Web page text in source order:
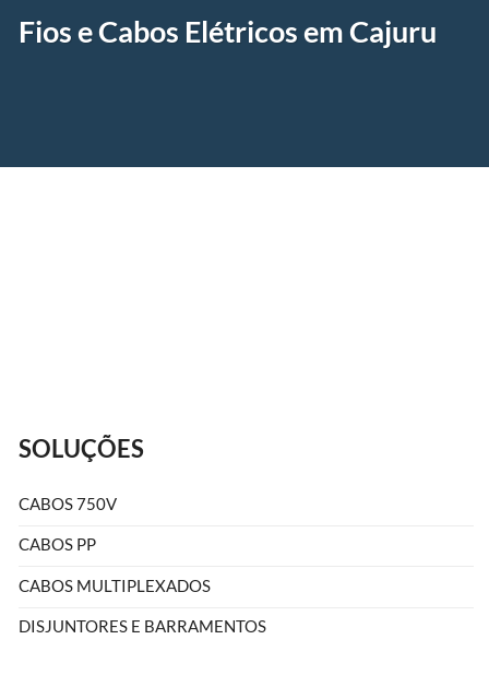
Fios e Cabos Elétricos em Cajuru
SOLUÇÕES
CABOS 750V
CABOS PP
CABOS MULTIPLEXADOS
DISJUNTORES E BARRAMENTOS